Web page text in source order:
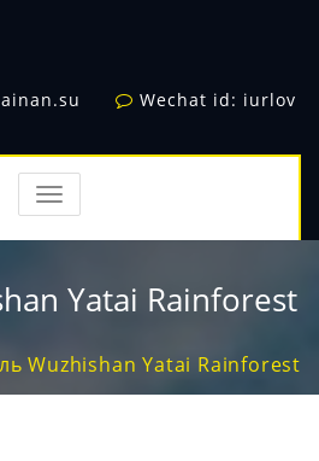
Wechat id: iurlov
TOGGLE
NAVIGATION
Yatai Rainforest
Wuzhishan Yatai Rainforest